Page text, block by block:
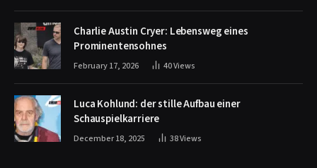
Charlie Austin Cryer: Lebensweg eines
Prominentensohnes
February 17, 2026 40Views
Luca Kohlund: der stille Aufbau einer
Schauspielkarriere
December 18, 2025 38Views